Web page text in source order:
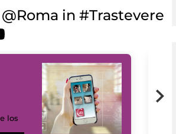
in #Trastevere
los